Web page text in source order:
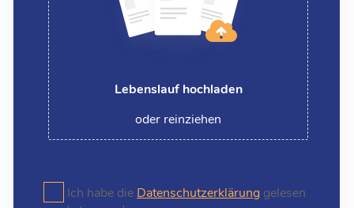
Lebenslauf hochladen
oder reinziehen
Ich habe die Datenschutzerklärung gelesen